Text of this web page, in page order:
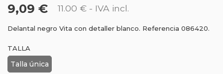
9,09 € 11.00 € - IVA incl.
Delantal negro Vita con detaller blanco. Referencia 086420.
TALLA
Talla única